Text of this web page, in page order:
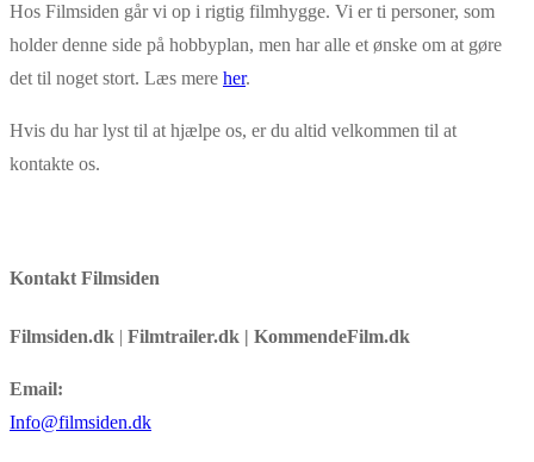
Hos Filmsiden går vi op i rigtig filmhygge. Vi er ti personer, som
holder denne side på hobbyplan, men har alle et ønske om at gøre
det til noget stort. Læs mere her.
Hvis du har lyst til at hjælpe os, er du altid velkommen til at
kontakte os.
Kontakt Filmsiden
Filmsiden.dk | Filmtrailer.dk | KommendeFilm.dk
Email:
Info@filmsiden.dk